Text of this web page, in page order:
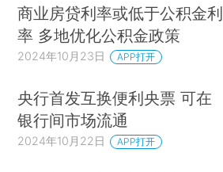
商业房贷利率或低于公积金利
率 多地优化公积金政策
2024年10月23日 APP打开
央行首发互换便利央票 可在
银行间市场流通
2024年10月22日 APP打开